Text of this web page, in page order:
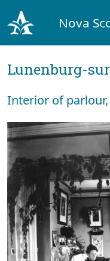
Nova
Lunenburg-
Interior of